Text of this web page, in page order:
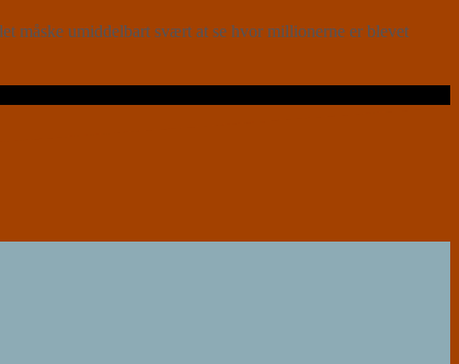
måske umiddelbart svært at se hvor millionerne er blevet